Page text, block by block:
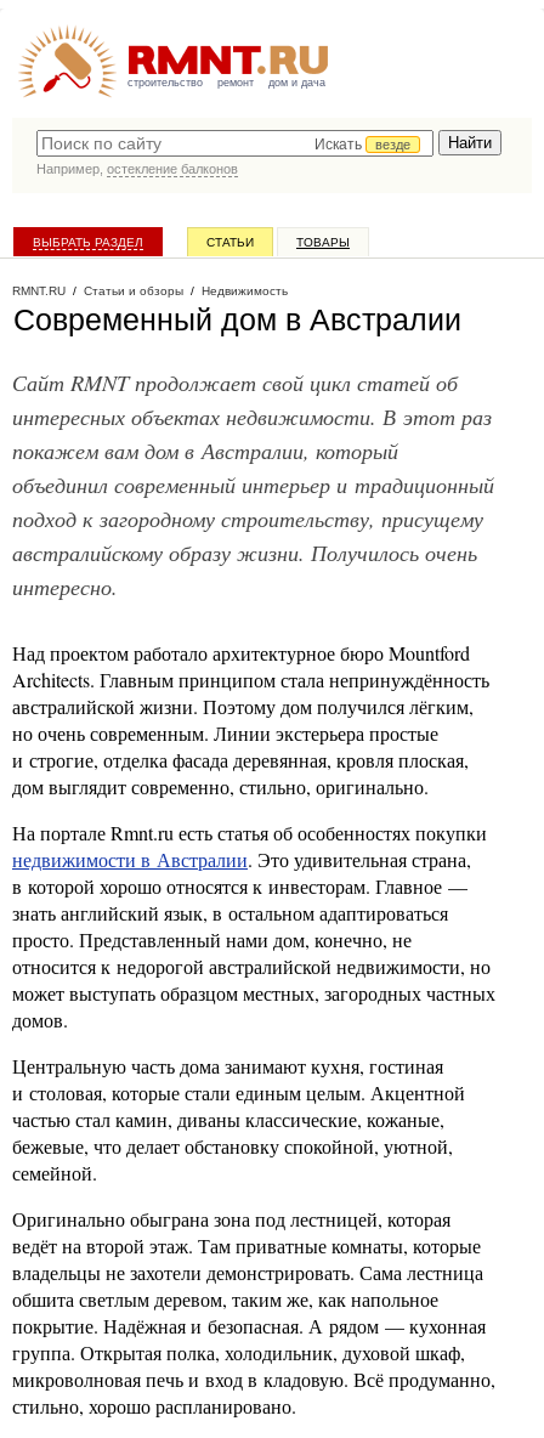
строительство ремонт дом и дача
Искать
везде
Например, остекление балконов
ВЫБРАТЬ РАЗДЕЛ СТАТЬИ ТОВАРЫ
RMNT.RU / Статьи и обзоры / Недвижимость
Современный дом в Австралии
Сайт RMNT продолжает свой цикл статей об
интересных объектах недвижимости. В этот раз
покажем вам дом в Австралии, который
объединил современный интерьер и традиционный
подход к загородному строительству, присущему
австралийскому образу жизни. Получилось очень
интересно.
Над проектом работало архитектурное бюро Mountford
Architects. Главным принципом стала непринуждённость
австралийской жизни. Поэтому дом получился лёгким,
но очень современным. Линии экстерьера простые
и строгие, отделка фасада деревянная, кровля плоская,
дом выглядит современно, стильно, оригинально.
На портале Rmnt.ru есть статья об особенностях покупки
недвижимости в Австралии. Это удивительная страна,
в которой хорошо относятся к инвесторам. Главное —
знать английский язык, в остальном адаптироваться
просто. Представленный нами дом, конечно, не
относится к недорогой австралийской недвижимости, но
может выступать образцом местных, загородных частных
домов.
Центральную часть дома занимают кухня, гостиная
и столовая, которые стали единым целым. Акцентной
частью стал камин, диваны классические, кожаные,
бежевые, что делает обстановку спокойной, уютной,
семейной.
Оригинально обыграна зона под лестницей, которая
ведёт на второй этаж. Там приватные комнаты, которые
владельцы не захотели демонстрировать. Сама лестница
обшита светлым деревом, таким же, как напольное
покрытие. Надёжная и безопасная. А рядом — кухонная
группа. Открытая полка, холодильник, духовой шкаф,
микроволновая печь и вход в кладовую. Всё продуманно,
стильно, хорошо распланировано.